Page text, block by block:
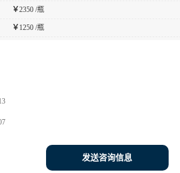
￥2350 /瓶
￥1250 /瓶
发送咨询信息